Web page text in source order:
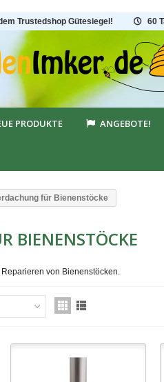
Trustedshop Gütesiegel!
60
PRODUKTE ANGEBOTE!
für Bienenstöcke
BIENENSTÖCKE
von Bienenstöcken.